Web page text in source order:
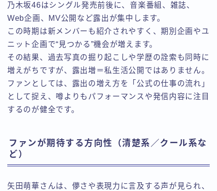
乃木坂46はシングル発売前後に、音楽番組、雑誌、
Web企画、MV公開など露出が集中します。
この時期は新メンバーも紹介されやすく、期別企画やユ
ニット企画で“見つかる”機会が増えます。
その結果、過去写真の掘り起こしや学歴の詮索も同時に
増えがちですが、露出増＝私生活公開ではありません。
ファンとしては、露出の増え方を「公式の仕事の流れ」
として捉え、噂よりもパフォーマンスや発信内容に注目
するのが健全です。
ファンが期待する方向性（清楚系／クール系な
ど）
矢田萌華さんは、儚さや表現力に言及する声が見られ、